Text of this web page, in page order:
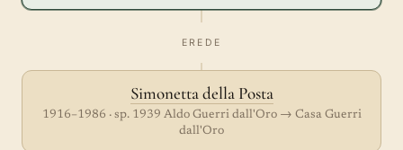
EREDE
Simonetta della Posta
1916–1986 · sp. 1939 Aldo Guerri dall'Oro → Casa Guerri
dall'Oro